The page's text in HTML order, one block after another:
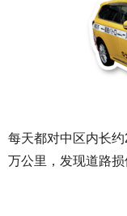
每天都对中区内长
万公里，发现道路